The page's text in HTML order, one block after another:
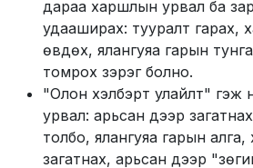
дараа харшлын урвал ба
удааширах: тууралт гарах,
өвдөх, ялангуяа гарын
томрох зэрэг болно.
"Олон хэлбэрт улайлт" гэж
урвал: арьсан дээр
толбо, ялангуяа гарын алга,
загатнах, арьсан дээр